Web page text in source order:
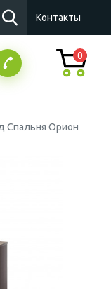
Контакты
0
Спальня Орион